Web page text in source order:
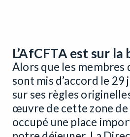
L’AfCFTA est sur la
Alors que les membres
sont mis d’accord le
sur ses règles
œuvre de cette zone de
occupé une place